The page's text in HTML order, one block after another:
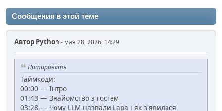
Сообщения в этой теме
Автор Python - мая 28, 2026, 14:29
Цитировать
Таймкоди:
00:00 — Інтро
01:43 — Знайомство з гостем
03:28 — Чому LLM назвали Lapa і як з'явилася